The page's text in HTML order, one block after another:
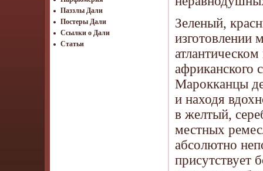
Паззлы Дали
Постеры Дали
Ссылки о Дали
Статьи
Зеленый,
изготовлении
африканского
Марокканцы
и находя
в желтый,
местных
абсолютно
присутствует